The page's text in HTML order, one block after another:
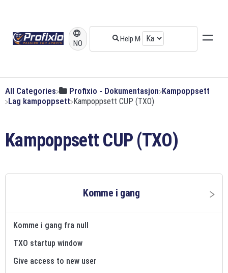
NO
All Categories ​Profixio - Dokumentasjon ​Kampoppsett
​Lag kampoppsett ​Kampoppsett CUP (TXO)
Kampoppsett CUP (TXO)
Komme i gang
Komme i gang fra null
TXO startup window
Give access to new user